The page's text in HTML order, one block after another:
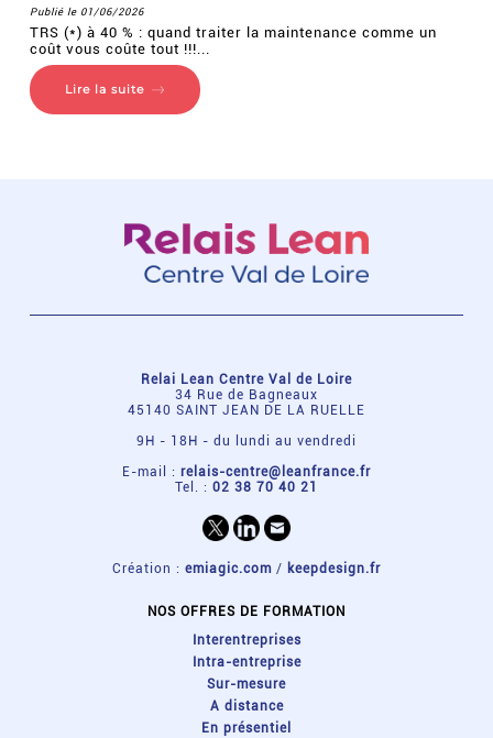
Publié le 01/06/2026
TRS (*) à 40 % : quand traiter la maintenance comme un
coût vous coûte tout !!!...
Lire la suite
Relai Lean Centre Val de Loire
34 Rue de Bagneaux
45140 SAINT JEAN DE LA RUELLE
9H - 18H - du lundi au vendredi
E-mail : relais-centre@leanfrance.fr
Tel. : 02 38 70 40 21
Création : emiagic.com / keepdesign.fr
NOS OFFRES DE FORMATION
Interentreprises
Intra-entreprise
Sur-mesure
A distance
En présentiel